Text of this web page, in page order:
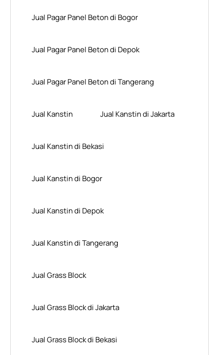
Jual Pagar Panel Beton di Bogor
Jual Pagar Panel Beton di Depok
Jual Pagar Panel Beton di Tangerang
Jual Kanstin Jual Kanstin di Jakarta
Jual Kanstin di Bekasi
Jual Kanstin di Bogor
Jual Kanstin di Depok
Jual Kanstin di Tangerang
Jual Grass Block
Jual Grass Block di Jakarta
Jual Grass Block di Bekasi